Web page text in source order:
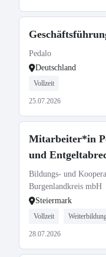
Pedalo
Deutschland
Vollzeit
25.07.2026
Mitarbeiter*in
und
Bildungs- und
Burgenlandkreis mbH
Steiermark
Vollzeit
28.07.2026